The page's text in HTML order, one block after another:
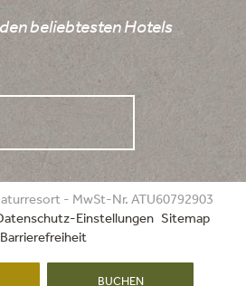
beliebtesten Hotels
- MwSt-Nr. ATU60792903
Einstellungen Sitemap
Barrierefreiheit
BUCHEN